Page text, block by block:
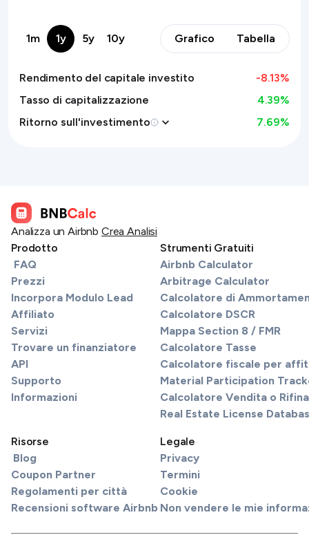
1m 1y 5y 10y Grafico Tabella
Rendimento del capitale investito -8.13%
Tasso di capitalizzazione
4.39%
Ritorno sull'investimento
7.69%
Analizza un Airbnb Crea Analisi
Prodotto
FAQ
Prezzi
Incorpora Modulo Lead
Affiliato
Servizi
Trovare un finanziatore
API
Supporto
Informazioni
Strumenti Gratuiti
Airbnb Calculator
Arbitrage Calculator
Calcolatore di
Calcolatore DSCR
Mappa Section 8 / FMR
Calcolatore Tasse
Calcolatore fiscale per
Material Participation
Calcolatore Vendita o
Real Estate License
Risorse
Blog
Coupon Partner
Regolamenti per città
Recensioni software Airbnb
Legale
Privacy
Termini
Cookie
Non vendere le mie